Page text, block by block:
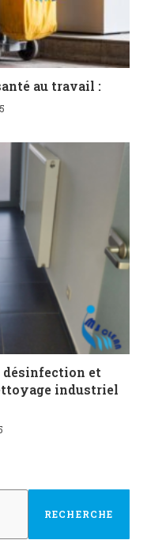
au travail :
désinfection et
industriel
RECHERCHE